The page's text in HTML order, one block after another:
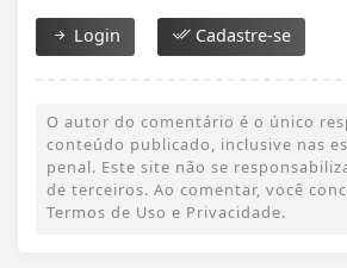
Login Cadastre-se
O autor do comentário é o único
conteúdo publicado, inclusive nas
penal. Este site não se
de terceiros. Ao comentar, você
Termos de Uso e Privacidade.